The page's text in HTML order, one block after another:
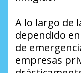
A lo largo de
dependido
de
empresas